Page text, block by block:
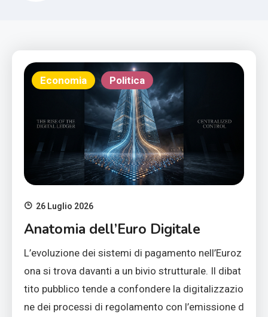
Economia Politica
26 Luglio 2026
Anatomia dell’Euro Digitale
L’evoluzione dei sistemi di pagamento nell’Euroz
ona si trova davanti a un bivio strutturale. Il dibat
tito pubblico tende a confondere la digitalizzazio
ne dei processi di regolamento con l’emissione d